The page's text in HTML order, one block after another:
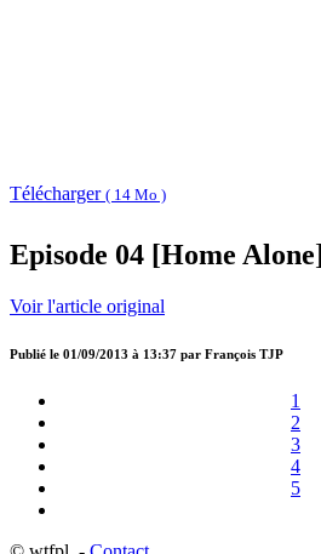
Télécharger ( 14 Mo )
Episode 04 [Home Alone]
Voir l'article original
Publié le 01/09/2013 à 13:37 par François TJP
1
2
3
4
5